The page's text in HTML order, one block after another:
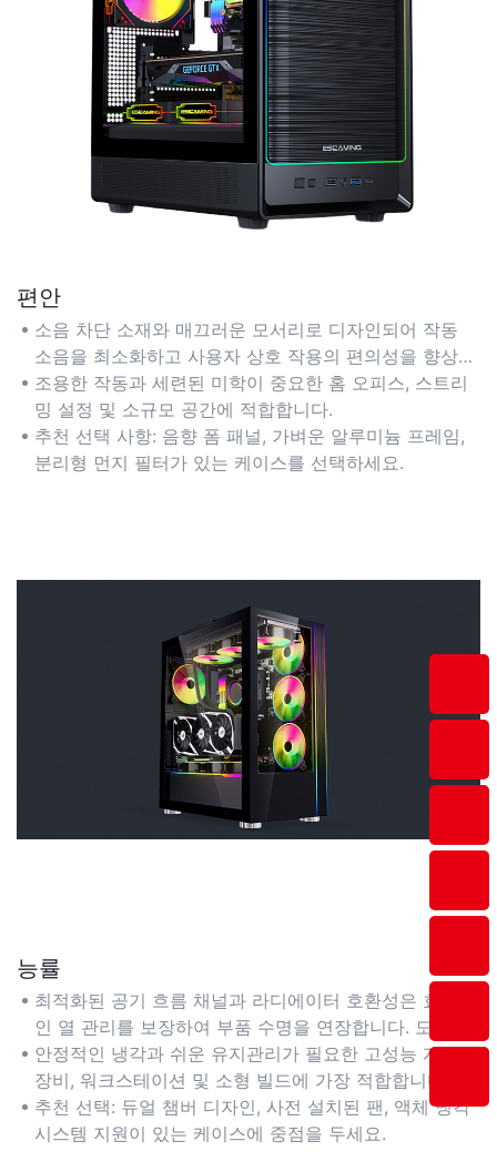
편안
소음 차단 소재와 매끄러운 모서리로 디자인되어 작동
소음을 최소화하고 사용자 상호 작용의 편의성을 향상시
킵니다. 컴팩트한 폼팩터는 휴대성과 책상 공간 활용도를
높여줍니다.
조용한 작동과 세련된 미학이 중요한 홈 오피스, 스트리
밍 설정 및 소규모 공간에 적합합니다.
추천 선택 사항: 음향 폼 패널, 가벼운 알루미늄 프레임,
분리형 먼지 필터가 있는 케이스를 선택하세요.
능률
최적화된 공기 흐름 채널과 라디에이터 호환성은 효율적
인 열 관리를 보장하여 부품 수명을 연장합니다. 도구 없
이 확장 슬롯과 퀵 릴리스 패널을 통해 하드웨어 업그레
이드가 간소화됩니다.
안정적인 냉각과 쉬운 유지관리가 필요한 고성능 게임
장비, 워크스테이션 및 소형 빌드에 가장 적합합니다.
추천 선택: 듀얼 챔버 디자인, 사전 설치된 팬, 액체 냉각
시스템 지원이 있는 케이스에 중점을 두세요.